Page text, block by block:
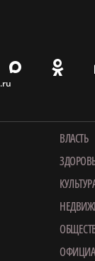
X O
ВЛАСТЬ